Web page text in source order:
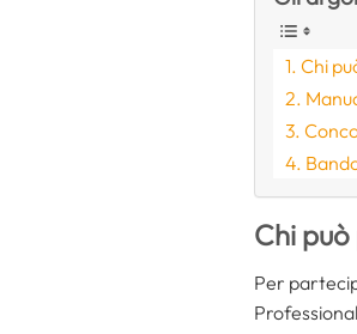
Chi
Chi
Per